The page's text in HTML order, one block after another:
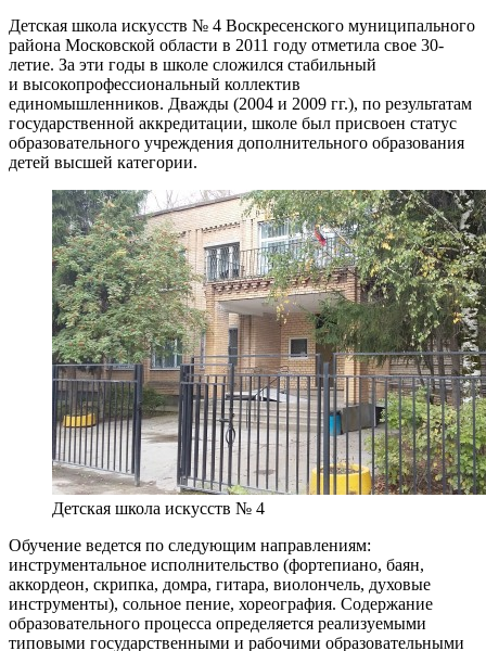
Детская школа искусств № 4 Воскресенского муниципального
района Московской области в 2011 году отметила свое 30-
летие. За эти годы в школе сложился стабильный
и высокопрофессиональный коллектив
единомышленников. Дважды (2004 и 2009 гг.), по результатам
государственной аккредитации, школе был присвоен статус
образовательного учреждения дополнительного образования
детей высшей категории.
Детская школа искусств № 4
Обучение ведется по следующим направлениям:
инструментальное исполнительство (фортепиано, баян,
аккордеон, скрипка, домра, гитара, виолончель, духовые
инструменты), сольное пение, хореография. Содержание
образовательного процесса определяется реализуемыми
типовыми государственными и рабочими образовательными